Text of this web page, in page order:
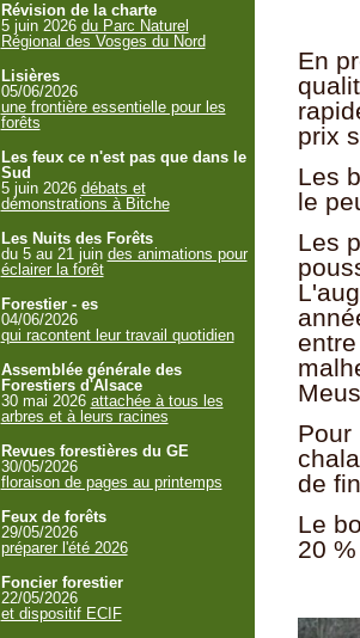
En
prix
Les
le
Les
Pour
de
Le
20
Révision de la charte
5 juin 2026 du Parc Naturel
Régional des Vosges du Nord
Lisières
05/06/2026
une frontière essentielle pour les
forêts
Les feux ce n'est pas que dans le
Sud
5 juin 2026 débats et
démonstrations à Bitche
Les Nuits des Forêts
du 5 au 21 juin des animations pour
éclairer la forêt
Forestier - es
04/06/2026
qui racontent leur travail quotidien
Assemblée générale des
Forestiers d'Alsace
30 mai 2026 attachée à tous les
arbres et à leurs racines
Revues forestières du GE
30/05/2026
floraison de pages au printemps
Feux de forêts
29/05/2026
préparer l'été 2026
Foncier forestier
22/05/2026
et dispositif ECIF